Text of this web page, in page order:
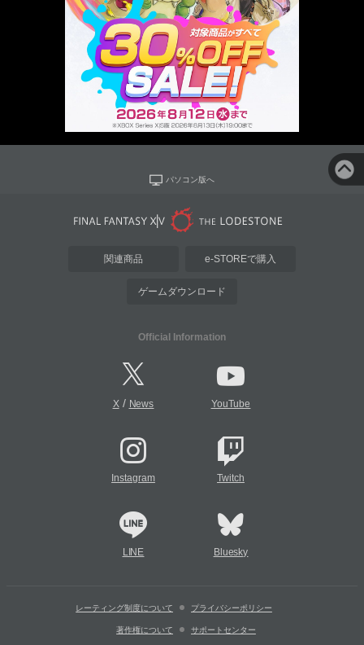
パソコン版へ
関連商品 e-STOREで購入
ゲームダウンロード
Official Information
X/ News YouTube
Instagram Twitch
LINE Bluesky
レーティング制度について プライバシーポリシー
著作権について サポートセンター